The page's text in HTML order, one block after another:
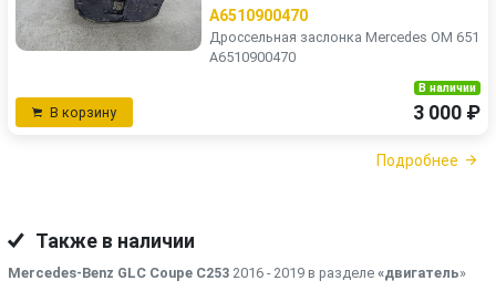
A6510900470
Дроссельная заслонка Mercedes OM 651
A6510900470
В корзину
В наличии
3 000 ₽
Подробнее
Также в наличии
Mercedes-Benz GLC Coupe C253 2016 - 2019 в разделе «двигатель»